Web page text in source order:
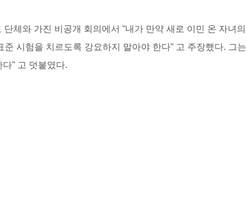
체와 가진 비공개 회의에서 "내가 만약 새로 이민 온 자녀
시험을 치르도록 강요하지 말아야 한다" 고 주장했다. 그
" 고 덧붙였다.